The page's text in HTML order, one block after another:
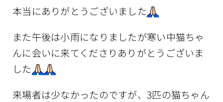
本当にありがとうございました
また午後は小雨になりましたが寒い中猫ちゃ
んに会いに来てくださりありがとうございま
した
来場者は少なかったのですが、3匹の猫ちゃん